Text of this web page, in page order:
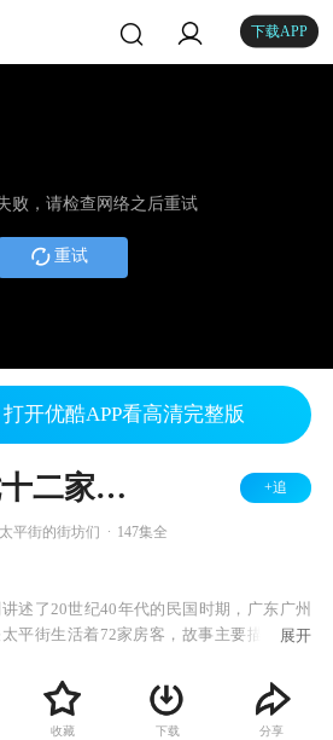
下载APP
败，请检查网络之后重试
重试
开优酷APP看高清完整版
七十二家房客 第八部 +追
平街的街坊们 147集全
述了20世纪40年代的民国时期，广东广州
平街生活着72家房客，故事主要描述房东
展开
收藏 下载 分享